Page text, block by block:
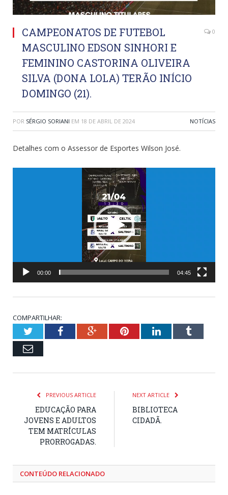
CAMPEONATOS DE FUTEBOL
MASCULINO EDSON SINHORI E
FEMININO CASTORINA OLIVEIRA
SILVA (DONA LOLA) TERÃO INÍCIO
DOMINGO (21).
0
POR SÉRGIO SORIANI EM 18 DE ABRIL DE 2024 NOTÍCIAS
Detalhes com o Assessor de Esportes Wilson José.
00:00 04:45
COMPARTILHAR:
TwitterFacebookGoogle+PinterestLinkedInTumblr
Email
PREVIOUS ARTICLE
EDUCAÇÃO PARA
JOVENS E ADULTOS
TEM MATRÍCULAS
PRORROGADAS.
NEXT ARTICLE
BIBLIOTECA
CIDADÃ.
CONTEÚDO RELACIONADO